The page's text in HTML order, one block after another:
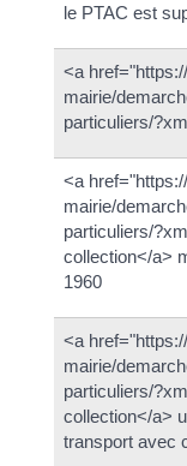
le PTAC est
<a
mairie/
particuliers/
<a
mairie/
particuliers/
collection</a>
1960
<a
mairie/
particuliers/
collection</a>
transport avec